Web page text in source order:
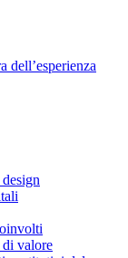
dell’esperienza
di valore